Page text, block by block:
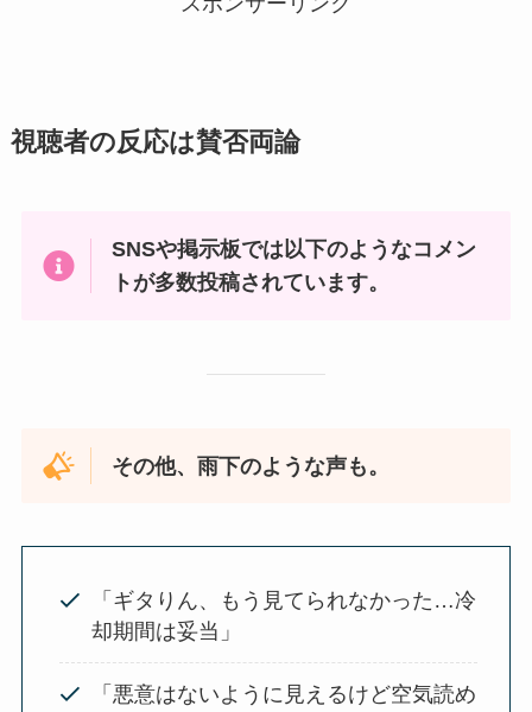
視聴者の反応は賛否両論
SNSや掲示板では以下のようなコメン
トが多数投稿されています。
その他、雨下のような声も。
「ギタりん、もう見てられなかった…冷
却期間は妥当」
「悪意はないように見えるけど空気読め